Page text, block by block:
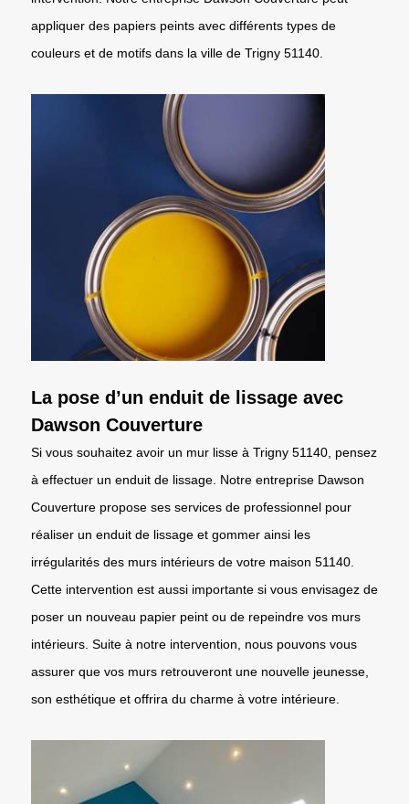
appliquer des papiers peints avec différents types de
couleurs et de motifs dans la ville de Trigny 51140.
La pose d’un enduit de lissage avec
Dawson Couverture
Si vous souhaitez avoir un mur lisse à Trigny 51140, pensez
à effectuer un enduit de lissage. Notre entreprise Dawson
Couverture propose ses services de professionnel pour
réaliser un enduit de lissage et gommer ainsi les
irrégularités des murs intérieurs de votre maison 51140.
Cette intervention est aussi importante si vous envisagez de
poser un nouveau papier peint ou de repeindre vos murs
intérieurs. Suite à notre intervention, nous pouvons vous
assurer que vos murs retrouveront une nouvelle jeunesse,
son esthétique et offrira du charme à votre intérieure.